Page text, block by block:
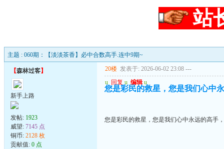
站
主题 : 060期：【淡淡茶香】必中合数高手.连中9期~
【森林过客】
新手上路
发帖: 1923
威望: 7145 点
铜币: 2128 枚
贡献值: 0 点
20楼 发表于: 2026-06-02 23:08 ---
u 回复 u 编辑 u
您是彩民的救星，您是我们心中
您是彩民的救星，您是我们心中永远的高手